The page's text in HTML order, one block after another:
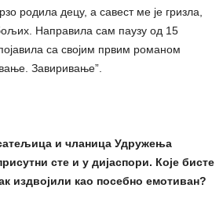
родила децу, а савест ме је гризла,
Направила сам паузу од 15
са својим првим романом
Завиривање”.
и чланица Удружења
сте и у дијаспори. Које бисте
издвојили као посебно емотиван?